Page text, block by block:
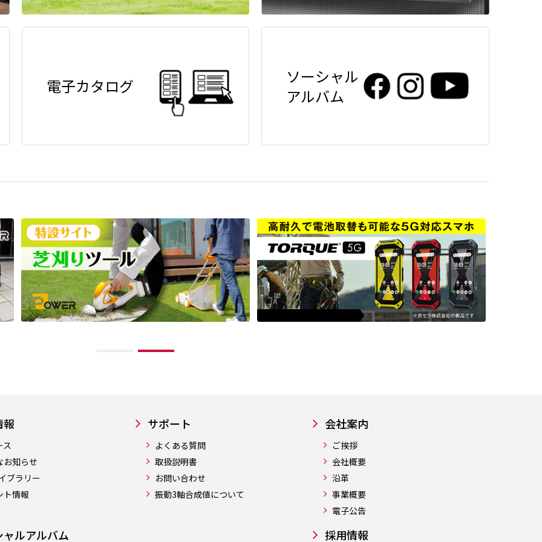
電子カタログ
ソーシャル
アルバム
報
ス
お知らせ
ブラリー
ト情報
ルアルバム
サポート
よくある質問
取扱説明書
お問い合わせ
振動3軸合成値について
会社案内
ご挨拶
会社概要
沿革
事業概要
電子公告
採用情報